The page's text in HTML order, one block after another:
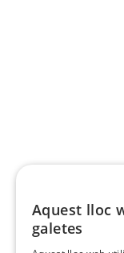
Aquest lloc
galetes